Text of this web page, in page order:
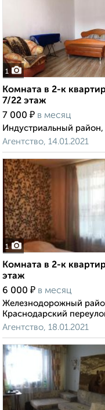
1
Комната в 2-к
7/22 этаж
7 000 ₽ в месяц
Индустриальный
Агентство, 14.01.2021
1
Комната в 2-к
этаж
6 000 ₽ в месяц
Железнодорожный
Краснодарский
Агентство, 18.01.2021